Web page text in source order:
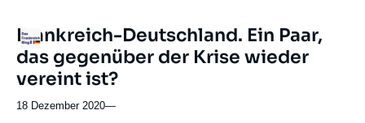
Logo
Frankreich-Deutschland. Ein Paar,
das gegenüber der Krise wieder
vereint ist?
18 Dezember 2020—